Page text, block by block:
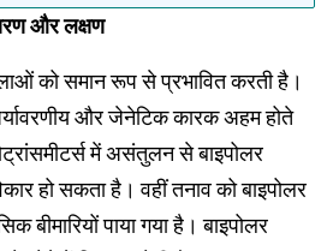
और लक्षण
को समान रूप से प्रभावित करती है।
और जेनेटिक कारक अहम होते
में असंतुलन से बाइपोलर
हो सकता है। वहीं तनाव को बाइपोलर
बीमारियों पाया गया है। बाइपोलर